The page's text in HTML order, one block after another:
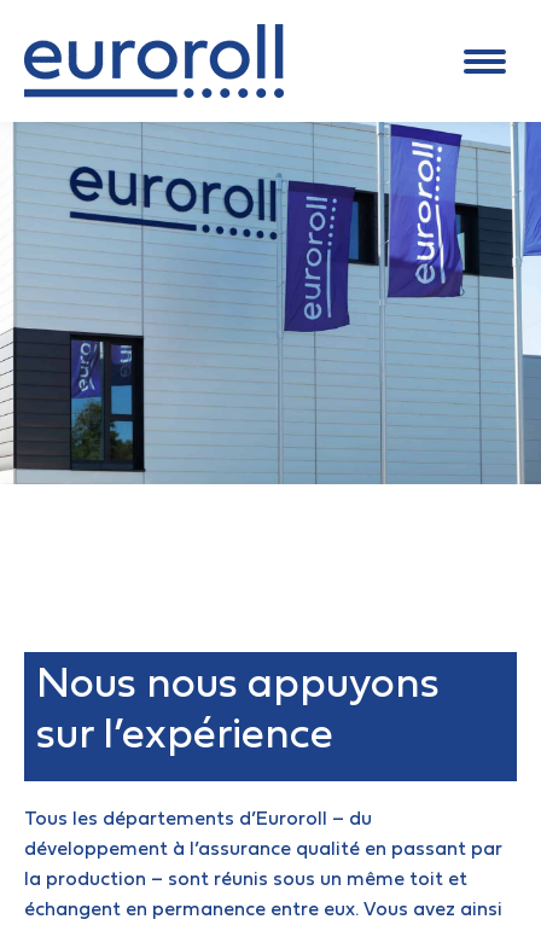
Nous nous appuyons
sur l’expérience
Tous les départements d’Euroroll – du
développement à l’assurance qualité en passant par
la production – sont réunis sous un même toit et
échangent en permanence entre eux. Vous avez ainsi